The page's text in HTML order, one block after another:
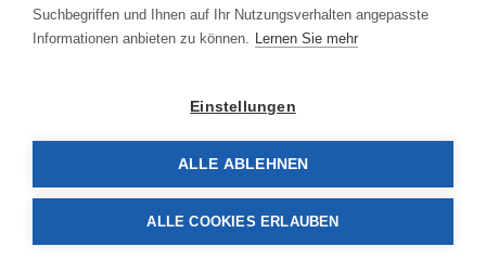
Suchbegriffen und Ihnen auf Ihr Nutzungsverhalten angepasste
Informationen anbieten zu können. Lernen Sie mehr
Einstellungen
ALLE ABLEHNEN
ALLE COOKIES ERLAUBEN